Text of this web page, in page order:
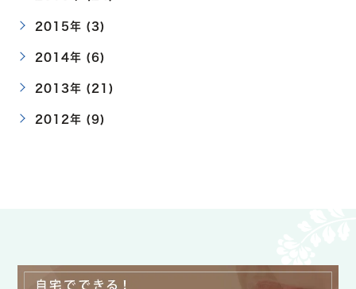
2015年 (3)
2014年 (6)
2013年 (21)
2012年 (9)